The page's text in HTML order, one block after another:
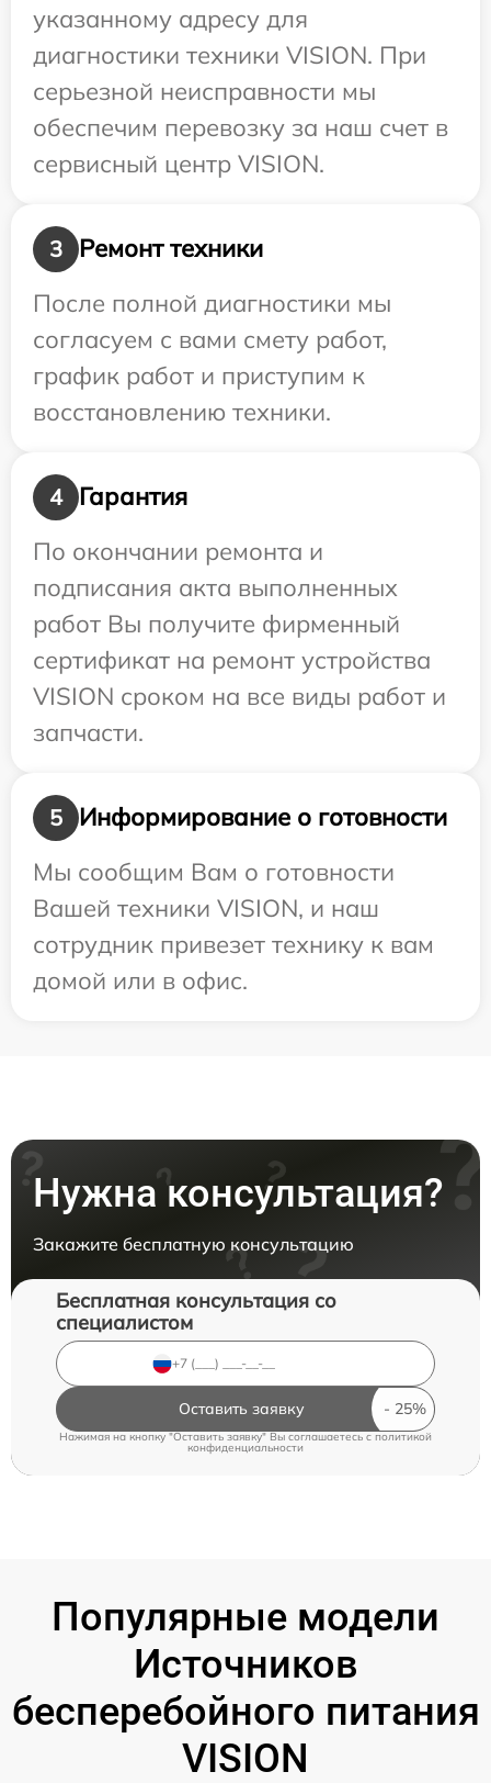
указанному адресу для
диагностики техники VISION. При
серьезной неисправности мы
обеспечим перевозку за наш счет в
сервисный центр VISION.
3
Ремонт техники
После полной диагностики мы
согласуем с вами смету работ,
график работ и приступим к
восстановлению техники.
4
Гарантия
По окончании ремонта и
подписания акта выполненных
работ Вы получите фирменный
сертификат на ремонт устройства
VISION сроком на все виды работ и
запчасти.
5
Информирование о готовности
Мы сообщим Вам о готовности
Вашей техники VISION, и наш
сотрудник привезет технику к вам
домой или в офис.
Нужна консультация?
Закажите бесплатную консультацию
Бесплатная консультация со
специалистом
Оставить заявку
Нажимая на кнопку "Оставить заявку" Вы соглашаетесь cполитикой
конфиденциальности
Популярные модели
Источников
бесперебойного питания
VISION